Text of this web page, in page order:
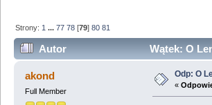
Strony: 1 ...77 78 [79]80 81
Autor Wątek: O
akond
Full Member
Odp: O
«